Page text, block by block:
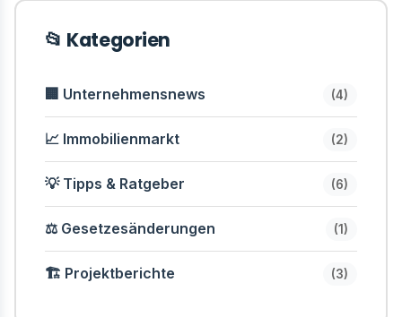
📂 Kategorien
🏢 Unternehmensnews (4)
📈 Immobilienmarkt (2)
💡 Tipps & Ratgeber (6)
⚖️ Gesetzesänderungen (1)
🏗️ Projektberichte (3)